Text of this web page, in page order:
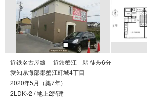
受
け
取
る
・
近鉄名古屋線 「近鉄蟹江」駅 徒歩6分
愛知県海部郡蟹江町城4丁目
2020年5月（築7年）
2LDK×2 / 地上2階建